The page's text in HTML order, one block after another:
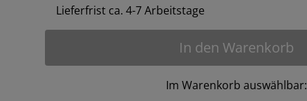
Lieferfrist ca. 4-7 Arbeitstage
In den Warenkorb
Im Warenkorb auswählbar: